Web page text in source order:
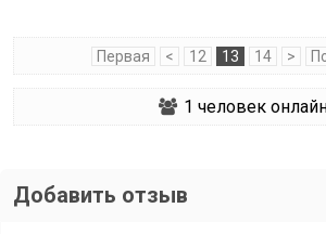
Первая < 12 13 14 >
1 человек
Добавить отзыв